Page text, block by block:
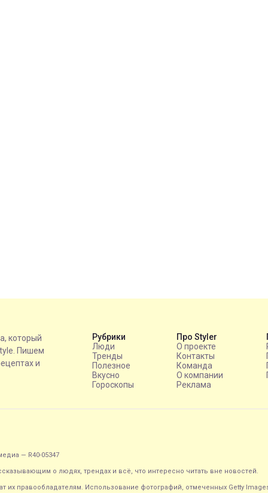
который
Пишем
и
Рубрики
Люди
Тренды
Полезное
Вкусно
Гороскопы
Про Styler
О проекте
Контакты
Команда
О компании
Реклама
— R40-05347
о людях, трендах и всё, что интересно читать вне новостей.
их правообладателям. Использование фотографий, отмеченных Getty